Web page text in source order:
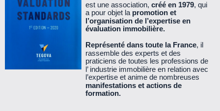
Le Cercle n°39 - janvier 2011 (340 Ko)
Le Cercle n°38 - octobre 2010 (530 Ko)
Le Cercle n°37 - juillet 2010 (260 Ko)
Le Cercle n°36 - mars 2010 (890 Ko)
est une association, créé en 1979, qui
a pour objet la promotion et
l’organisation de l’expertise en
évaluation immobilière.
Représenté dans toute la France, il
rassemble des experts et des
praticiens de toutes les professions de
l’ industrie immobilière en relation avec
l’expertise et anime de nombreuses
manifestations et actions de
formation.